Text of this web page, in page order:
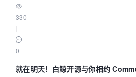
330
0
就在明天！白鲸开源与你相约